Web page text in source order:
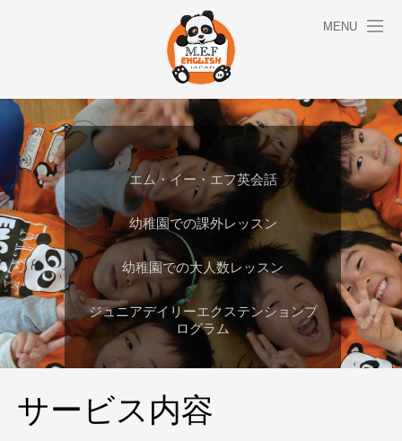
MENU
エム・イー・エフ英会話
幼稚園での課外レッスン
幼稚園での大人数レッスン
ジュニアデイリーエクステンションプ
ログラム
サービス内容